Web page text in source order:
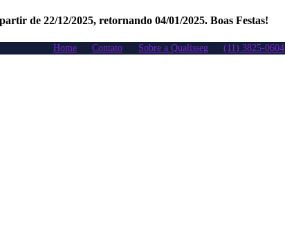
de 22/12/2025, retornando 04/01/2025. Boas Festas!
Home Contato Sobre a Qualisseg (11) 3825-0604